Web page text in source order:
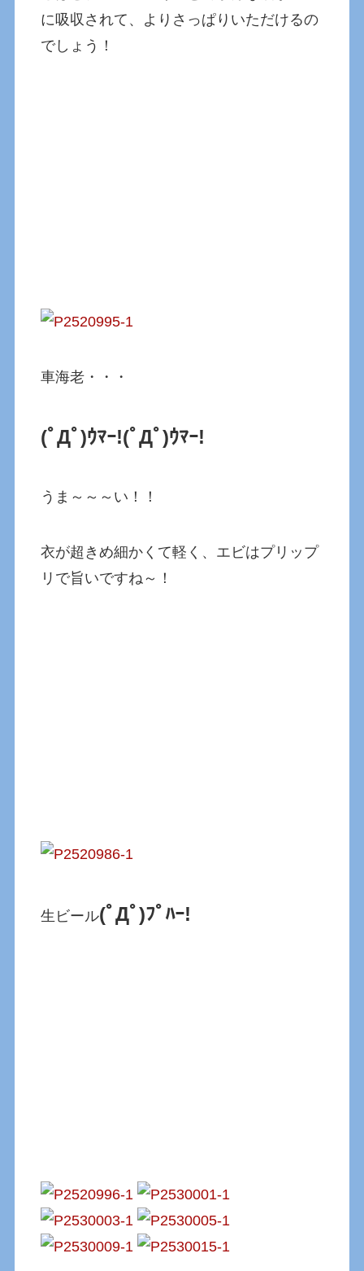
に吸収されて、よりさっぱりいただけるの
でしょう！
車海老・・・
(ﾟДﾟ)ｳﾏｰ!(ﾟДﾟ)ｳﾏｰ!
うま～～～い！！
衣が超きめ細かくて軽く、エビはプリップ
リで旨いですね～！
生ビール(ﾟДﾟ)ﾌﾟﾊｰ!